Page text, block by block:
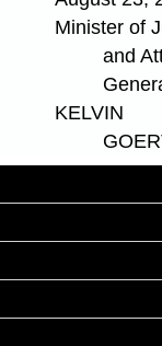
Minister of
and
KELVIN